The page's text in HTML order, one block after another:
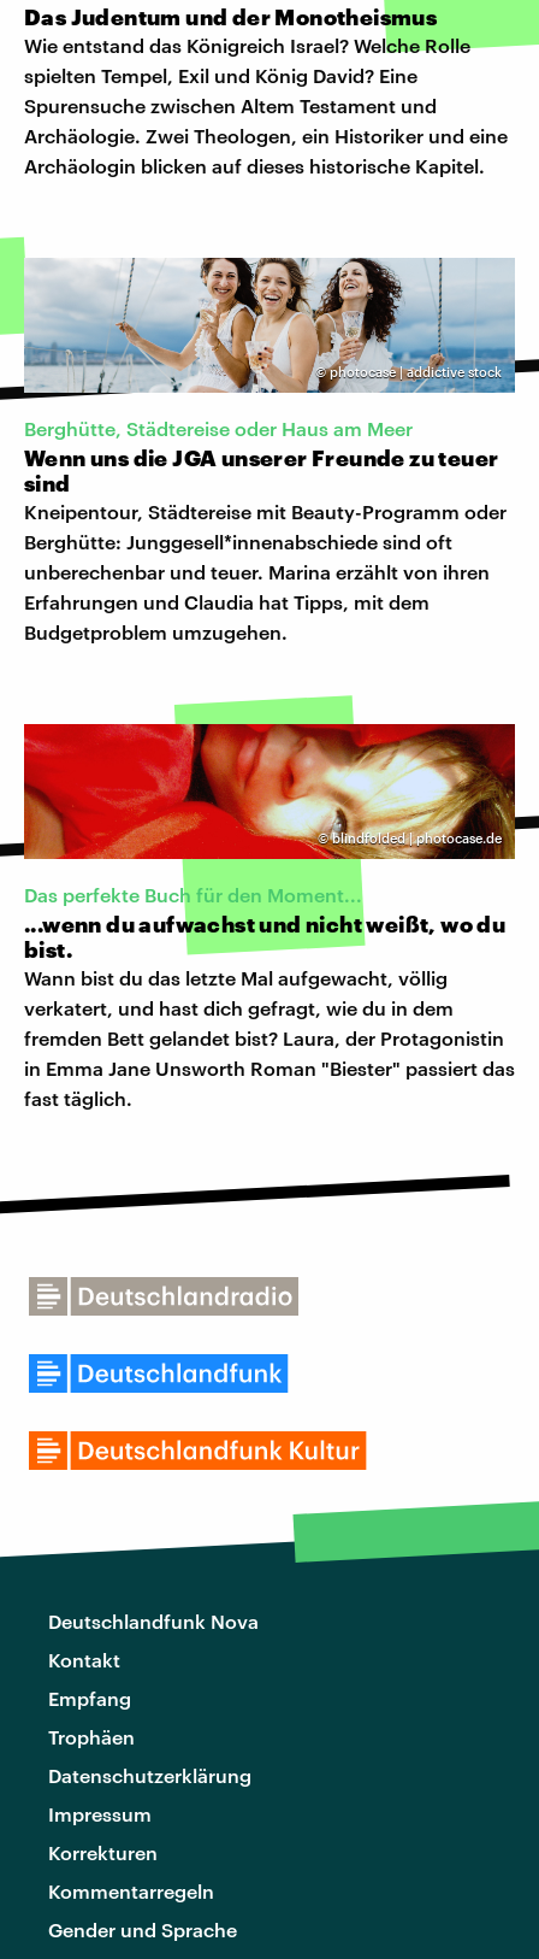
Das Judentum und der Monotheismus
Wie entstand das Königreich Israel? Welche Rolle
spielten Tempel, Exil und König David? Eine
Spurensuche zwischen Altem Testament und
Archäologie. Zwei Theologen, ein Historiker und eine
Archäologin blicken auf dieses historische Kapitel.
©photocase | addictive stock
Berghütte, Städtereise oder Haus am Meer
Wenn uns die JGA unserer Freunde zu teuer
sind
Kneipentour, Städtereise mit Beauty-Programm oder
Berghütte: Junggesell*innenabschiede sind oft
unberechenbar und teuer. Marina erzählt von ihren
Erfahrungen und Claudia hat Tipps, mit dem
Budgetproblem umzugehen.
©blindfolded | photocase.de
Das perfekte Buch für den Moment...
...wenn du aufwachst und nicht weißt, wo du
bist.
Wann bist du das letzte Mal aufgewacht, völlig
verkatert, und hast dich gefragt, wie du in dem
fremden Bett gelandet bist? Laura, der Protagonistin
in Emma Jane Unsworth Roman "Biester" passiert das
fast täglich.
Deutschlandfunk Nova
Kontakt
Empfang
Trophäen
Datenschutzerklärung
Impressum
Korrekturen
Kommentarregeln
Gender und Sprache